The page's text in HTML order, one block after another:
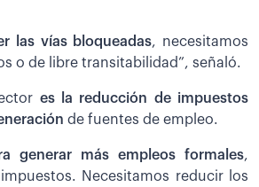
las vías bloqueadas, necesitamos
o de libre transitabilidad”, señaló.
es la reducción de impuestos
de fuentes de empleo.
generar más empleos formales,
Necesitamos reducir los